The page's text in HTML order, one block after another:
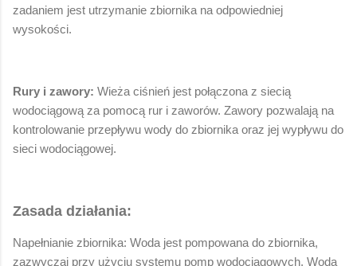
zadaniem jest utrzymanie zbiornika na odpowiedniej
wysokości.
Rury i zawory: Wieża ciśnień jest połączona z siecią
wodociągową za pomocą rur i zaworów. Zawory pozwalają na
kontrolowanie przepływu wody do zbiornika oraz jej wypływu do
sieci wodociągowej.
Zasada działania:
Napełnianie zbiornika: Woda jest pompowana do zbiornika,
zazwyczaj przy użyciu systemu pomp wodociągowych. Woda